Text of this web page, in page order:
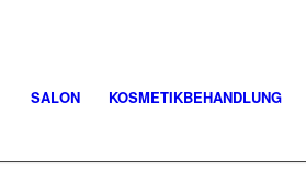
SALON KOSMETIKBEHANDLUNG